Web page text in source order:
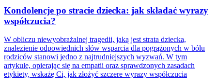
Kondolencje po stracie dziecka: jak składać wyrazy
współczucia?
W obliczu niewyobrażalnej tragedii, jaką jest strata dziecka,
znalezienie odpowiednich słów wsparcia dla pogrążonych w bólu
rodziców stanowi jedno z najtrudniejszych wyzwań. W tym
artykule, opierając się na empatii oraz sprawdzonych zasadach
etykiety, wskażę Ci, jak złożyć szczere wyrazy współczucia